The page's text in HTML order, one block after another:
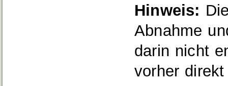
Hinweis:
Abnahme
darin nicht
vorher